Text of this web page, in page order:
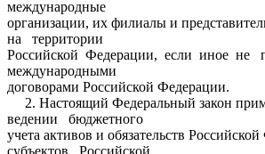
международные
организации, их филиалы и
на территории
Российской Федерации, если иное не
международными
договорами Российской Федерации.
2. Настоящий Федеральный закон
ведении бюджетного
учета активов и обязательств
субъектов Российской